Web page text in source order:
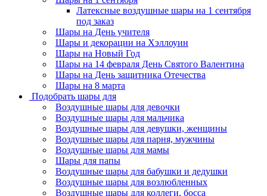
Латексные воздушные шары на 1 сентября
под заказ
Шары на День учителя
Шары и декорации на Хэллоуин
Шары на Новый Год
Шары на 14 февраля День Святого Валентина
Шары на День защитника Отечества
Шары на 8 марта
Подобрать шары для
Воздушные шары для девочки
Воздушные шары для мальчика
Воздушные шары для девушки, женщины
Воздушные шары для парня, мужчины
Воздушные шары для мамы
Шары для папы
Воздушные шары для бабушки и дедушки
Воздушные шары для возлюбленных
Воздушные шары для коллеги, босса